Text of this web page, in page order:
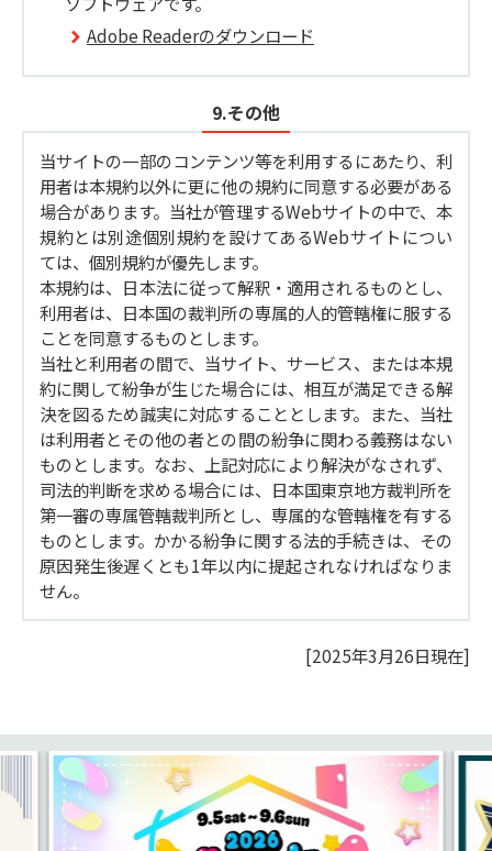
Adobe Readerのダウンロード
9.その他
当サイトの一部のコンテンツ等を利用するにあたり、利
用者は本規約以外に更に他の規約に同意する必要がある
場合があります。当社が管理するWebサイトの中で、本
規約とは別途個別規約を設けてあるWebサイトについ
ては、個別規約が優先します。
本規約は、日本法に従って解釈・適用されるものとし、
利用者は、日本国の裁判所の専属的人的管轄権に服する
ことを同意するものとします。
当社と利用者の間で、当サイト、サービス、または本規
約に関して紛争が生じた場合には、相互が満足できる解
決を図るため誠実に対応することとします。また、当社
は利用者とその他の者との間の紛争に関わる義務はない
ものとします。なお、上記対応により解決がなされず、
司法的判断を求める場合には、日本国東京地方裁判所を
第一審の専属管轄裁判所とし、専属的な管轄権を有する
ものとします。かかる紛争に関する法的手続きは、その
原因発生後遅くとも1年以内に提起されなければなりま
せん。
[2025年3月26日現在]